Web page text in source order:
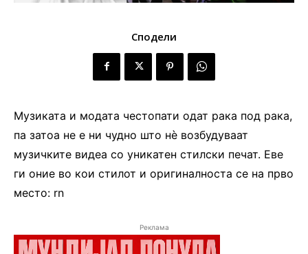
Сподели
Музиката и модата честопати одат рака под рака,
па затоа не е ни чудно што нè возбудуваат
музичките видеа со уникатен стилски печат. Еве
ги оние во кои стилот и оригиналностa се на прво
место: rn
Реклама